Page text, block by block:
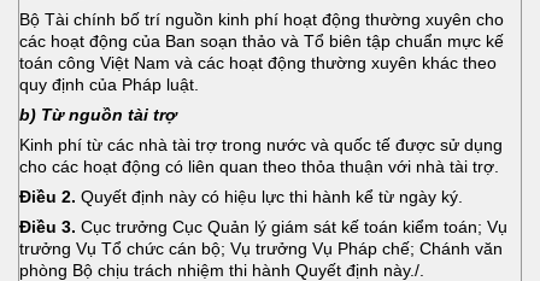
Bộ Tài chính bố trí nguồn kinh phí hoạt động thường xuyên cho
các hoạt động của Ban soạn thảo và Tổ biên tập chuẩn mực kế
toán công Việt Nam và các hoạt động thường xuyên khác theo
quy định của Pháp luật.
b) Từ nguồn tài trợ
Kinh phí từ các nhà tài trợ trong nước và quốc tế được sử dụng
cho các hoạt động có liên quan theo thỏa thuận với nhà tài trợ.
Điều 2. Quyết định này có hiệu lực thi hành kể từ ngày ký.
Điều 3. Cục trưởng Cục Quản lý giám sát kế toán kiểm toán; Vụ
trưởng Vụ Tổ chức cán bộ; Vụ trưởng Vụ Pháp chế; Chánh văn
phòng Bộ chịu trách nhiệm thi hành Quyết định này./.